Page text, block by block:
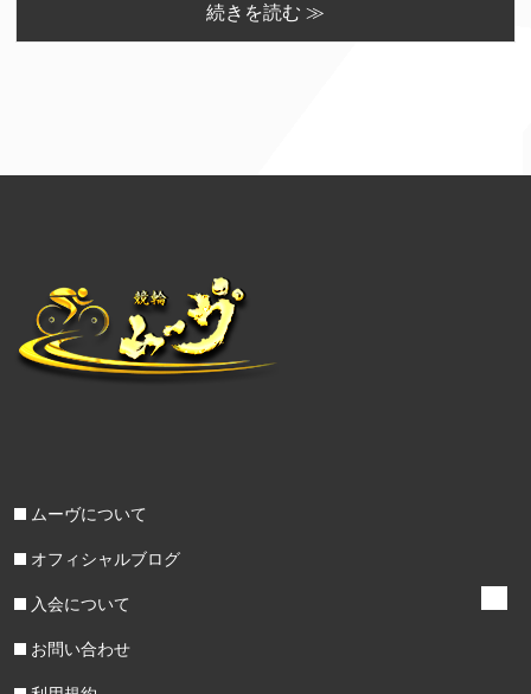
続きを読む ≫
ムーヴについて
オフィシャルブログ
入会について
お問い合わせ